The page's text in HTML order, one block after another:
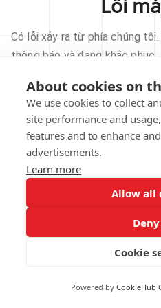
About cookies on
We use cookies to collect
site performance and
features and to enhance
advertisements.
Learn more
Allow all
Cookie
Powered by CookieHub
Lỗi
Có lỗi xảy ra từ phía chúng
thông báo và đang khắc phục.
VỀ